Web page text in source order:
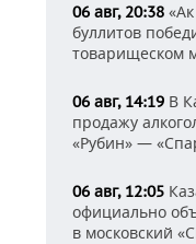
06 авг, 20:38
буллитов
товарищеском
06 авг, 14:19 В
продажу
«Рубин» —
06 авг, 12:05
официально
в московский